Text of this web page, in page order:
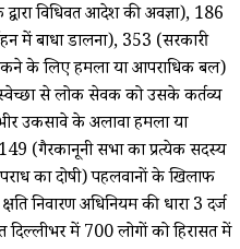
विधिवत आदेश की अवज्ञा), 186
में बाधा डालना), 353 (सरकारी
के लिए हमला या आपराधिक बल)
से लोक सेवक को उसके कर्तव्य
उकसावे के अलावा हमला या
(गैरकानूनी सभा का प्रत्येक सदस्य
का दोषी) पहलवानों के खिलाफ
निवारण अधिनियम की धारा 3 दर्ज
में 700 लोगों को हिरासत में